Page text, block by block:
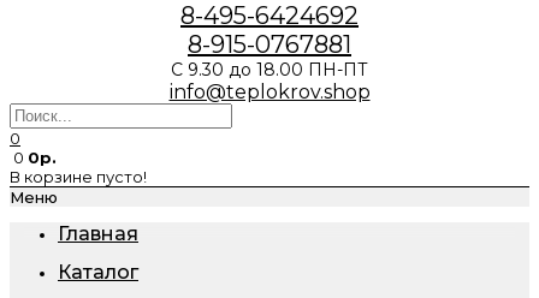
8-495-6424692
8-915-0767881
С 9.30 до 18.00 ПН-ПТ
info@teplokrov.shop
0
0 0р.
В корзине пусто!
Меню
Главная
Каталог